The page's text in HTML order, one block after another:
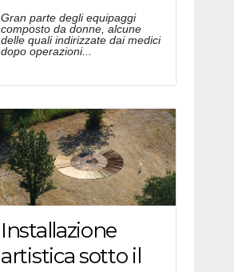
Gran parte degli equipaggi
composto da donne, alcune
delle quali indirizzate dai medici
dopo operazioni...
Installazione
artistica sotto il